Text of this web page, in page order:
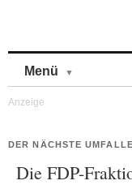
Menü
DER NÄCHSTE
Die FDP-